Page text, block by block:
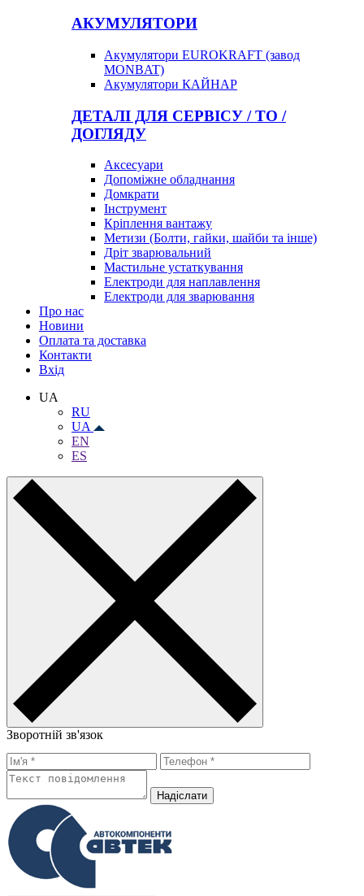
АКУМУЛЯТОРИ
Акумулятори EUROKRAFT (завод
MONBAT)
Акумулятори КАЙНАР
ДЕТАЛІ ДЛЯ СЕРВІСУ / ТО /
ДОГЛЯДУ
Аксесуари
Допоміжне обладнання
Домкрати
Інструмент
Кріплення вантажу
Метизи (Болти, гайки, шайби та інше)
Дріт зварювальний
Мастильне устаткування
Електроди для наплавлення
Електроди для зварювання
Про нас
Новини
Оплата та доставка
Контакти
Вхiд
UA
RU
UA
EN
ES
Зворотній зв'язок
Надiслати